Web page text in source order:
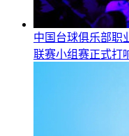
中国台球俱乐部职
联赛小组赛正式打